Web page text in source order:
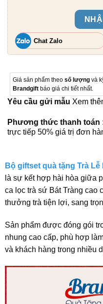
Chat Zalo
Giá sản phẩm theo số lượng và
Brandgift báo giá chi tiết nhất.
Yêu cầu gửi mẫu Xem
Phương thức thanh toán
trực tiếp 50% giá trị đơn
Bộ giftset quà tặng Trà
là sự kết hợp hài hòa giữa
ca lọc trà sứ Bát Tràng cao
thưởng trà tiện lợi, sang
Sản phẩm được đóng gói
nhung cao cấp, phù hợp
và khách hàng trong nhiều